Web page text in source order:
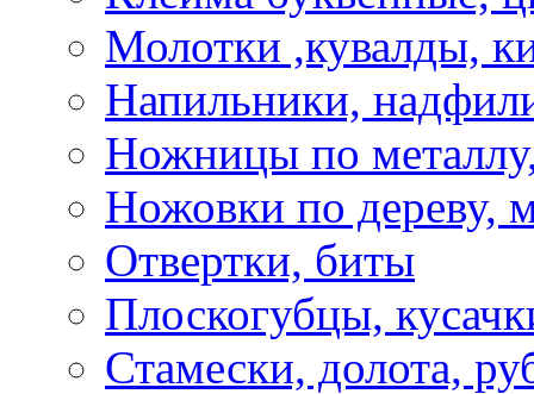
Молотки ,кувалды,
Напильники,
Ножницы по
Ножовки по дереву,
Отвертки, биты
Плоскогубцы,
Стамески, долота,